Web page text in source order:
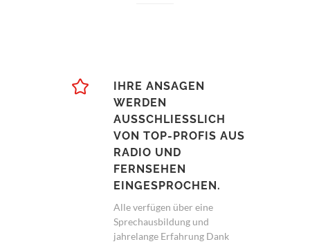
IHRE ANSAGEN
WERDEN
AUSSCHLIESSLICH
VON TOP-PROFIS AUS
RADIO UND
FERNSEHEN
EINGESPROCHEN.
Alle verfügen über eine
Sprechausbildung und
jahrelange Erfahrung Dank